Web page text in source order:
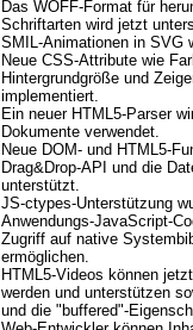
Das WOFF-Format für
Schriftarten wird jetzt
SMIL-Animationen in SVG
Neue CSS-Attribute wie
Hintergrundgröße und
implementiert.
Ein neuer HTML5-Parser
Dokumente verwendet.
Neue DOM- und HTML5-
Drag&Drop-API und die
unterstützt.
JS-ctypes-Unterstützung
Anwendungs-JavaScript-
Zugriff auf native
ermöglichen.
HTML5-Videos können
werden und unterstützen
und die "buffered"-